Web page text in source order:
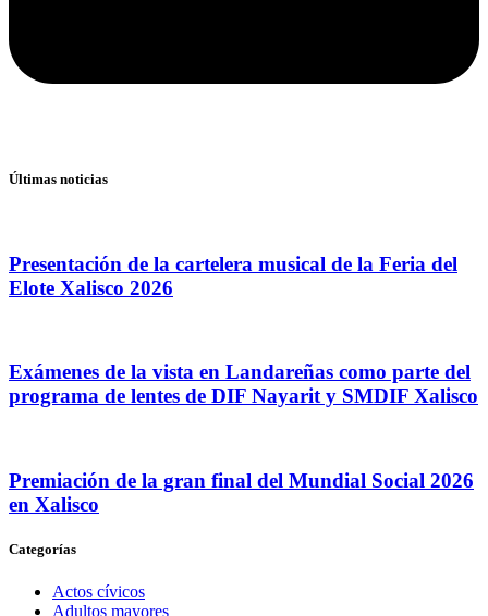
Últimas noticias
Presentación de la cartelera musical de la Feria del
Elote Xalisco 2026
Exámenes de la vista en Landareñas como parte del
programa de lentes de DIF Nayarit y SMDIF Xalisco
Premiación de la gran final del Mundial Social 2026
en Xalisco
Categorías
Actos cívicos
Adultos mayores